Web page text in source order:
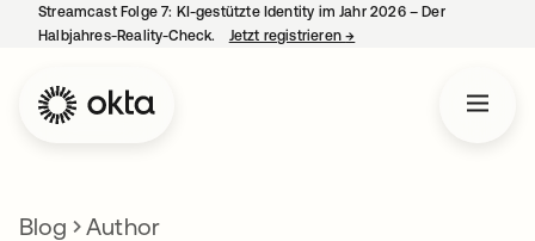
Streamcast Folge 7: KI-gestützte Identity im Jahr 2026 – Der
Halbjahres-Reality-Check.
Jetzt registrieren→
Blog Author